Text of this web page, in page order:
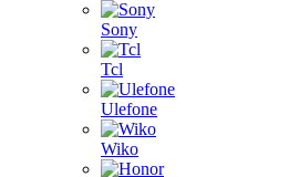
Sony
Tcl
Ulefone
Wiko